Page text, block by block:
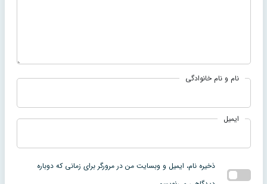
نام و نام خانوادگی
ایمیل
ذخیره نام، ایمیل و وبسایت من در مرورگر برای زمانی که دوباره